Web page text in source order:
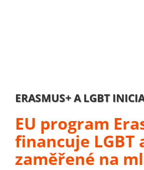
ERASMUS+ A LGBT
EU program
financuje
zaměřené na